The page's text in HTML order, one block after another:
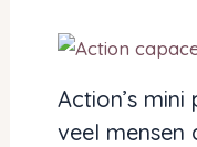
Action’s
veel mensen